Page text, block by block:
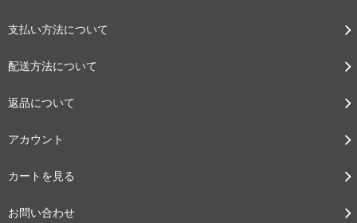
支払い方法について
配送方法について
返品について
アカウント
カートを見る
お問い合わせ